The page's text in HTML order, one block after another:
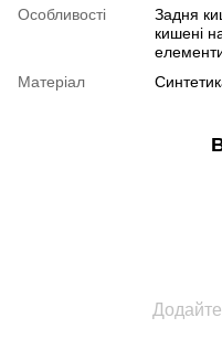
Особливості
Задня
кишені
Матеріал